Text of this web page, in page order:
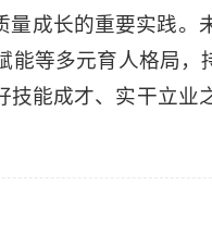
成长的重要实践。
等多元育人格局，
能成才、实干立业